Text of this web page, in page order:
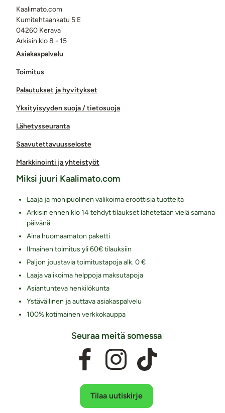
Asiakaspalvelu
Toimitus
Palautukset ja hyvitykset
Yksityisyyden suoja / tietosuoja
Lähetysseuranta
Saavutettavuusseloste
Markkinointi ja yhteistyöt
Kaalimato.com
Kumitehtaankatu 5 E
04260 Kerava
Arkisin klo 8 - 15
Miksi juuri Kaalimato.com
Laaja ja monipuolinen valikoima eroottisia tuotteita
Arkisin ennen klo 14 tehdyt tilaukset lähetetään vielä samana
päivänä
Aina huomaamaton paketti
Ilmainen toimitus yli 60€ tilauksiin
Paljon joustavia toimitustapoja alk. 0 €
Laaja valikoima helppoja maksutapoja
Asiantunteva henkilökunta
Ystävällinen ja auttava asiakaspalvelu
100% kotimainen verkkokauppa
Seuraa meitä somessa
Tilaa uutiskirje